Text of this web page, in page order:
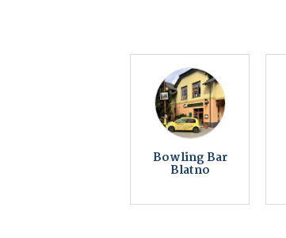
Vaše reklama
zde od 990 Kč